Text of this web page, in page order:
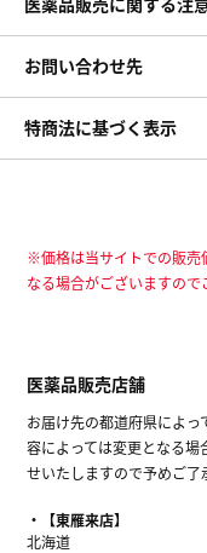
お問い合わせ先
特商法に基づく表示
※価格は当サイトでの販売
なる場合がございますので
医薬品販売店舗
お届け先の都道府県によ
容によっては変更となる
せいたしますので予めご了
【東雁来店】
北海道